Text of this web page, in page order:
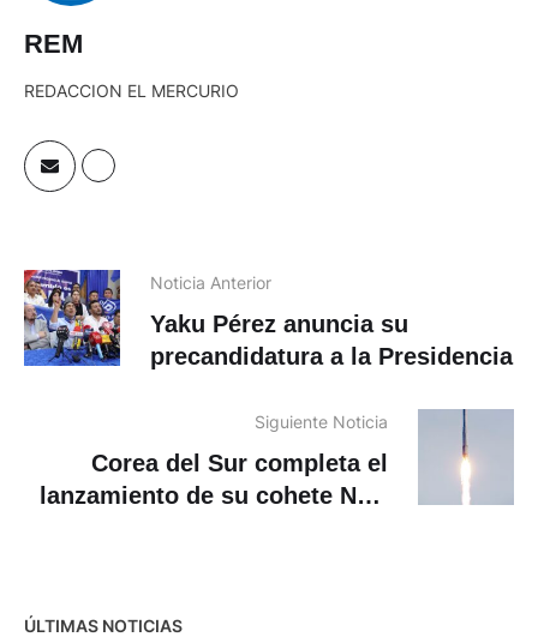
REM
REDACCION EL MERCURIO
Noticia Anterior
Yaku Pérez anuncia su
precandidatura a la Presidencia
Siguiente Noticia
Corea del Sur completa el
lanzamiento de su cohete Nuri
ÚLTIMAS NOTICIAS